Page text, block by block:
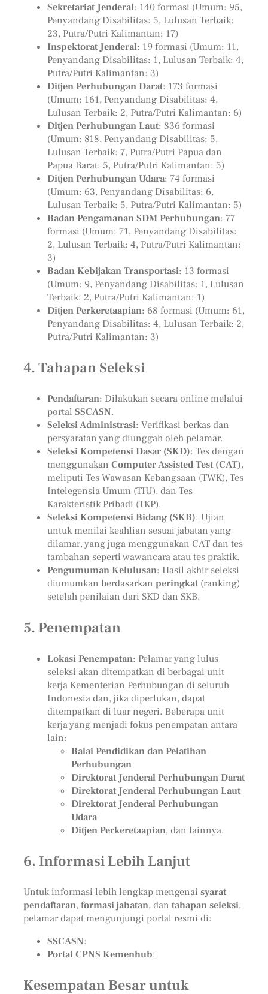
Sekretariat Jenderal: 140 formasi (Umum: 95,
Penyandang Disabilitas: 5, Lulusan Terbaik:
23, Putra/Putri Kalimantan: 17)
Inspektorat Jenderal: 19 formasi (Umum: 11,
Penyandang Disabilitas: 1, Lulusan Terbaik: 4,
Putra/Putri Kalimantan: 3)
Ditjen Perhubungan Darat: 173 formasi
(Umum: 161, Penyandang Disabilitas: 4,
Lulusan Terbaik: 2, Putra/Putri Kalimantan: 6)
Ditjen Perhubungan Laut: 836 formasi
(Umum: 818, Penyandang Disabilitas: 5,
Lulusan Terbaik: 7, Putra/Putri Papua dan
Papua Barat: 5, Putra/Putri Kalimantan: 5)
Ditjen Perhubungan Udara: 74 formasi
(Umum: 63, Penyandang Disabilitas: 6,
Lulusan Terbaik: 5, Putra/Putri Kalimantan: 5)
Badan Pengamanan SDM Perhubungan: 77
formasi (Umum: 71, Penyandang Disabilitas:
2, Lulusan Terbaik: 4, Putra/Putri Kalimantan:
3)
Badan Kebijakan Transportasi: 13 formasi
(Umum: 9, Penyandang Disabilitas: 1, Lulusan
Terbaik: 2, Putra/Putri Kalimantan: 1)
Ditjen Perkeretaapian: 68 formasi (Umum: 61,
Penyandang Disabilitas: 4, Lulusan Terbaik: 2,
Putra/Putri Kalimantan: 3)
4.Tahapan Seleksi
Pendaftaran: Dilakukan secara online melalui
portal SSCASN.
Seleksi Administrasi: Verifikasi berkas dan
persyaratan yang diunggah oleh pelamar.
Seleksi Kompetensi Dasar (SKD): Tes dengan
menggunakan Computer Assisted Test (CAT),
meliputi Tes Wawasan Kebangsaan (TWK), Tes
Intelegensia Umum (TIU), dan Tes
Karakteristik Pribadi (TKP).
Seleksi Kompetensi Bidang (SKB): Ujian
untuk menilai keahlian sesuai jabatan yang
dilamar, yang juga menggunakan CAT dan tes
tambahan seperti wawancara atau tes praktik.
Pengumuman Kelulusan: Hasil akhir seleksi
diumumkan berdasarkan peringkat(ranking)
setelah penilaian dari SKD dan SKB.
5. Penempatan
Lokasi Penempatan: Pelamar yang lulus
seleksi akan ditempatkan di berbagai unit
kerja Kementerian Perhubungan di seluruh
Indonesia dan, jika diperlukan, dapat
ditempatkan di luar negeri. Beberapa unit
kerja yang menjadi fokus penempatan antara
lain:
Balai Pendidikan dan Pelatihan
Perhubungan
Direktorat Jenderal Perhubungan Darat
Direktorat Jenderal Perhubungan Laut
Direktorat Jenderal Perhubungan
Udara
Ditjen Perkeretaapian, dan lainnya.
6. Informasi Lebih Lanjut
Untuk informasi lebih lengkap mengenai syarat
pendaftaran, formasi jabatan, dan tahapan seleksi,
pelamar dapat mengunjungi portal resmi di:
SSCASN:
Portal CPNS Kemenhub:
Kesempatan Besar untuk